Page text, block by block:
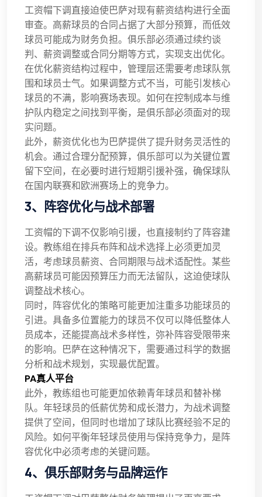
工资帽下调直接迫使巴萨对现有薪资结构进行全面
审查。高薪球员的合同占据了大部分预算，而低效
球员可能成为财务负担。俱乐部必须通过续约谈
判、薪资调整或合同分期等方式，实现支出优化。
在优化薪资结构过程中，管理层还需要考虑球队氛
围和球员士气。如果调整方式不当，可能引发核心
球员的不满，影响赛场表现。如何在控制成本与维
护队内稳定之间找到平衡，是俱乐部必须面对的现
实问题。
此外，薪资优化也为巴萨提供了提升财务灵活性的
机会。通过合理分配预算，俱乐部可以为关键位置
留下空间，在必要时进行短期引援补强，确保球队
在国内联赛和欧洲赛场上的竞争力。
3、阵容优化与战术部署
工资帽的下调不仅影响引援，也直接制约了阵容建
设。教练组在排兵布阵和战术选择上必须更加灵
活，考虑球员薪资、合同期限与战术适配性。某些
高薪球员可能因预算压力而无法留队，这迫使球队
调整战术核心。
同时，阵容优化的策略可能更加注重多功能球员的
引进。具备多位置能力的球员不仅可以降低整体人
员成本，还能提高战术多样性，弥补阵容受限带来
的影响。巴萨在这种情况下，需要通过科学的数据
分析和战术规划，实现最优配置。
PA真人平台
此外，教练组也可能更加依赖青年球员和替补梯
队。年轻球员的低薪优势和成长潜力，为战术调整
提供了空间，但同时也增加了球队比赛经验不足的
风险。如何平衡年轻球员使用与保持竞争力，是阵
容优化中必须考虑的关键问题。
4、俱乐部财务与品牌运作